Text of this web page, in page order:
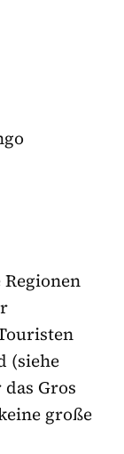
(siehe
Gros
große